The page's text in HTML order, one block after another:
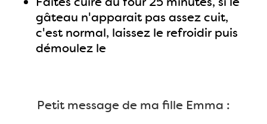
gâteau n'apparait pas assez cuit,
c'est normal, laissez le refroidir puis
démoulez le
Petit message de ma fille Emma :